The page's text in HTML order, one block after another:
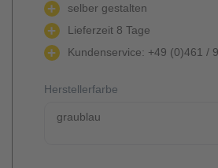
selber gestalten
Lieferzeit 8 Tage
Kundenservice: +49 (0)461 /
Herstellerfarbe
graublau